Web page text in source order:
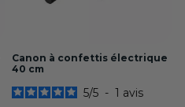
Canon à confettis électrique
40 cm
5/5 - 1 avis